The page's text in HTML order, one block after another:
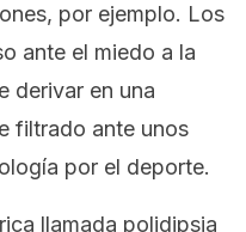
por ejemplo. Los
ante el miedo a la
derivar en una
filtrado ante unos
por el deporte.
llamada polidipsia